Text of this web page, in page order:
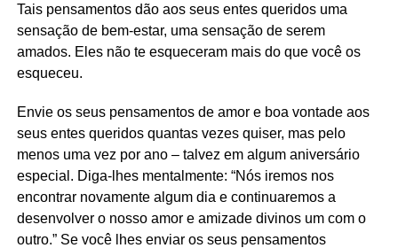
Tais pensamentos dão aos seus entes queridos uma
sensação de bem-estar, uma sensação de serem
amados. Eles não te esqueceram mais do que você os
esqueceu.
Envie os seus pensamentos de amor e boa vontade aos
seus entes queridos quantas vezes quiser, mas pelo
menos uma vez por ano – talvez em algum aniversário
especial. Diga-lhes mentalmente: “Nós iremos nos
encontrar novamente algum dia e continuaremos a
desenvolver o nosso amor e amizade divinos um com o
outro.” Se você lhes enviar os seus pensamentos